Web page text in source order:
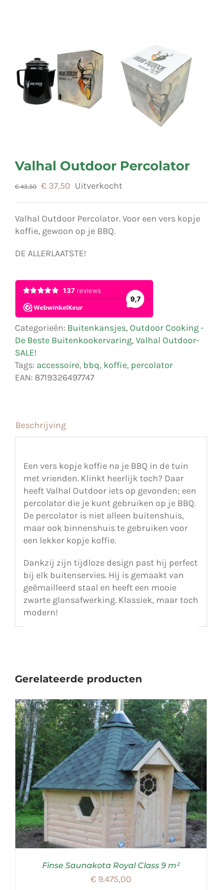
Valhal Outdoor Percolator
€43,50 Oorspronkelijke
€ 43,50.
€ 37,50 Huidige
€ 37,50.
Uitverkocht
Valhal Outdoor Percolator. Voor een vers kopje
koffie, gewoon op je BBQ.
DE ALLERLAATSTE!
Categorieën: Buitenkansjes, Outdoor Cooking -
De Beste Buitenkookervaring, Valhal Outdoor-
SALE!
Tags: accessoire, bbq, koffie, percolator
EAN: 8719326497747
Beschrijving
Een vers kopje koffie na je BBQ in de tuin
met vrienden. Klinkt heerlijk toch? Daar
heeft Valhal Outdoor iets op gevonden; een
percolator die je kunt gebruiken op je BBQ.
De percolator is niet alleen buitenshuis,
maar ook binnenshuis te gebruiken voor
een lekker kopje koffie.
Dankzij zijn tijdloze design past hij perfect
bij elk buitenservies. Hij is gemaakt van
geëmailleerd staal en heeft een mooie
zwarte glansafwerking. Klassiek, maar toch
modern!
Gerelateerde producten
Finse Saunakota Royal Class 9 m²
€ 9.475,00